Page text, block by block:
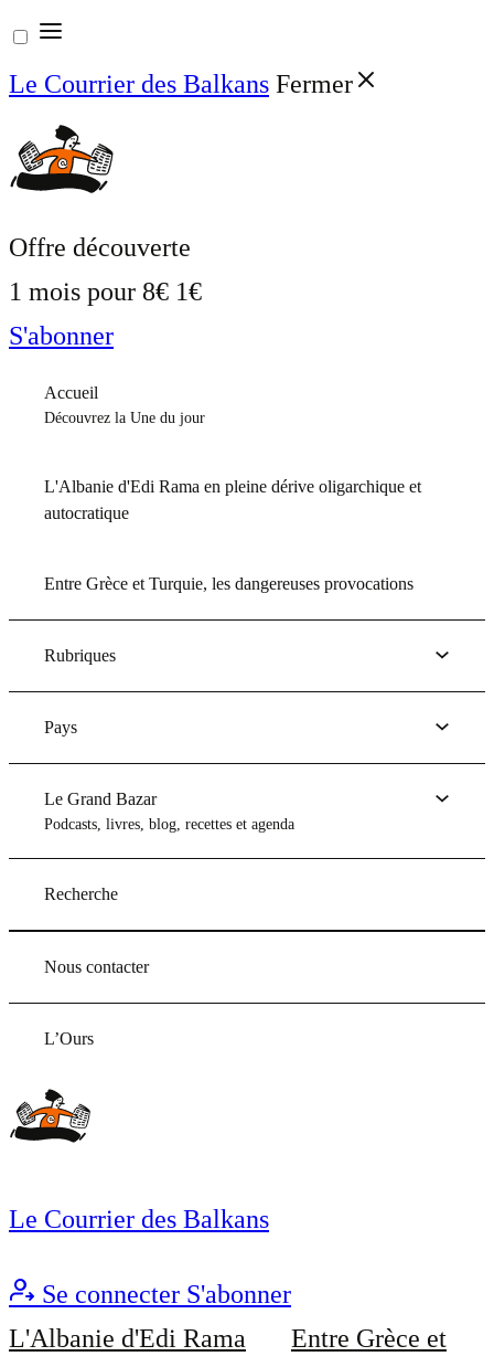
Aller
au
contenu
Le Courrier des Balkans Fermer
Offre découverte
1 mois pour 8€ 1€
S'abonner
Accueil
Découvrez la Une du jour
L'Albanie d'Edi Rama en pleine dérive oligarchique et
autocratique
Entre Grèce et Turquie, les dangereuses provocations
Rubriques
Pays
Le Grand Bazar
Podcasts, livres, blog, recettes et agenda
Recherche
Nous contacter
L’Ours
Le Courrier des Balkans
Se connecter S'abonner
L'Albanie d'Edi Rama
Entre Grèce et